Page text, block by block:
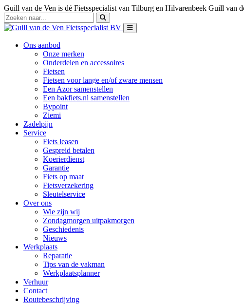
Guill van de Ven is dé Fietsspecialist van Tilburg en Hilvarenbeek Guill van
Ons aanbod
Onze merken
Onderdelen en accessoires
Fietsen
Fietsen voor lange en/of zware mensen
Een Azor samenstellen
Een bakfiets.nl samenstellen
Bypoint
Ziemi
Zadelpijn
Service
Fiets leasen
Gespreid betalen
Koerierdienst
Garantie
Fiets op maat
Fietsverzekering
Sleutelservice
Over ons
Wie zijn wij
Zondagmorgen uitpakmorgen
Geschiedenis
Nieuws
Werkplaats
Reparatie
Tips van de vakman
Werkplaatsplanner
Verhuur
Contact
Routebeschrijving